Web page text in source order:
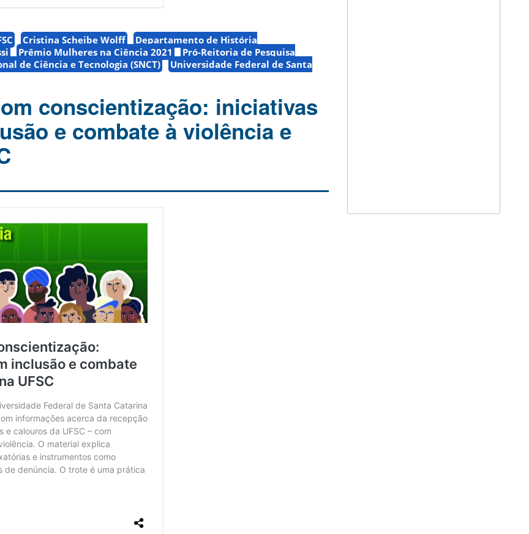
Cristina Scheibe Wolff
Departamento de História
Prêmio Mulheres na Ciência 2021
Pró-Reitoria de Pesquisa
de Ciência e Tecnologia (SNCT)
Universidade Federal de Santa
conscientização: iniciativas
e combate à violência e